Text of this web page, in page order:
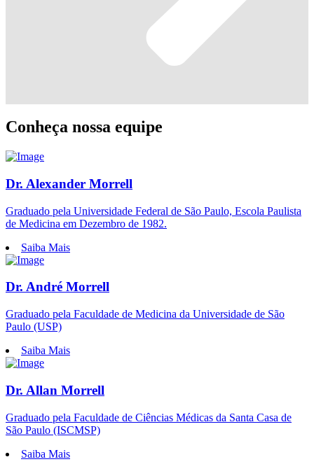
Conheça nossa equipe
Dr. Alexander Morrell
Graduado pela Universidade Federal de São Paulo, Escola Paulista
de Medicina em Dezembro de 1982.
Saiba Mais
Dr. André Morrell
Graduado pela Faculdade de Medicina da Universidade de São
Paulo (USP)
Saiba Mais
Dr. Allan Morrell
Graduado pela Faculdade de Ciências Médicas da Santa Casa de
São Paulo (ISCMSP)
Saiba Mais